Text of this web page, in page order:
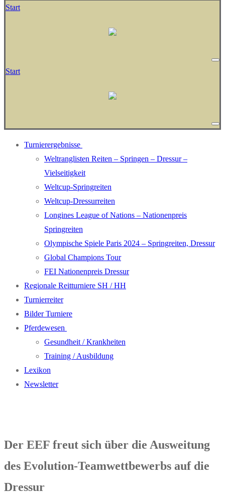
Start
Start
Turnierergebnisse
Weltranglisten Reiten – Springen – Dressur –
Vielseitigkeit
Weltcup-Springreiten
Weltcup-Dressurreiten
Longines League of Nations – Nationenpreis
Springreiten
Olympische Spiele Paris 2024 – Springreiten, Dressur
Global Champions Tour
FEI Nationenpreis Dressur
Regionale Reitturniere SH / HH
Turnierreiter
Bilder Turniere
Pferdewesen
Gesundheit / Krankheiten
Training / Ausbildung
Lexikon
Newsletter
Der EEF freut sich über die Ausweitung
des Evolution-Teamwettbewerbs auf die
Dressur